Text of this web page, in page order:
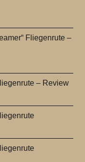
Fliegenrute –
– Review